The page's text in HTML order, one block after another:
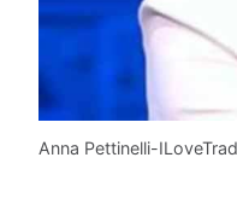
Anna Pettinelli-